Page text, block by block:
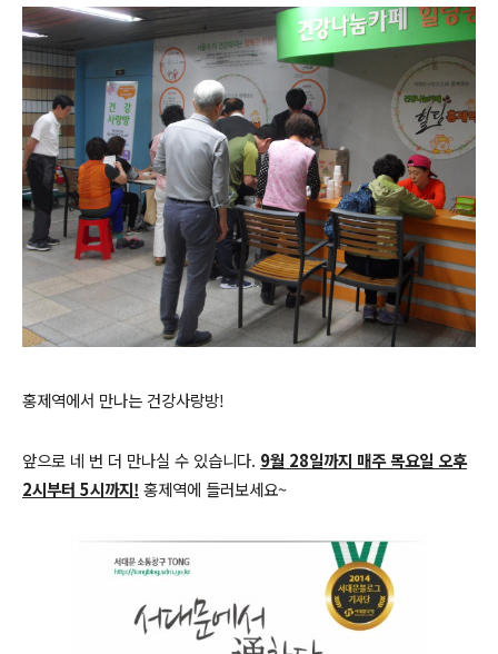
홍제역에서 만나는 건강사랑방!
앞으로 네 번 더 만나실 수 있습니다. 9월 28일까지 매주 목요일 오후
2시부터 5시까지! 홍제역에 들러보세요~